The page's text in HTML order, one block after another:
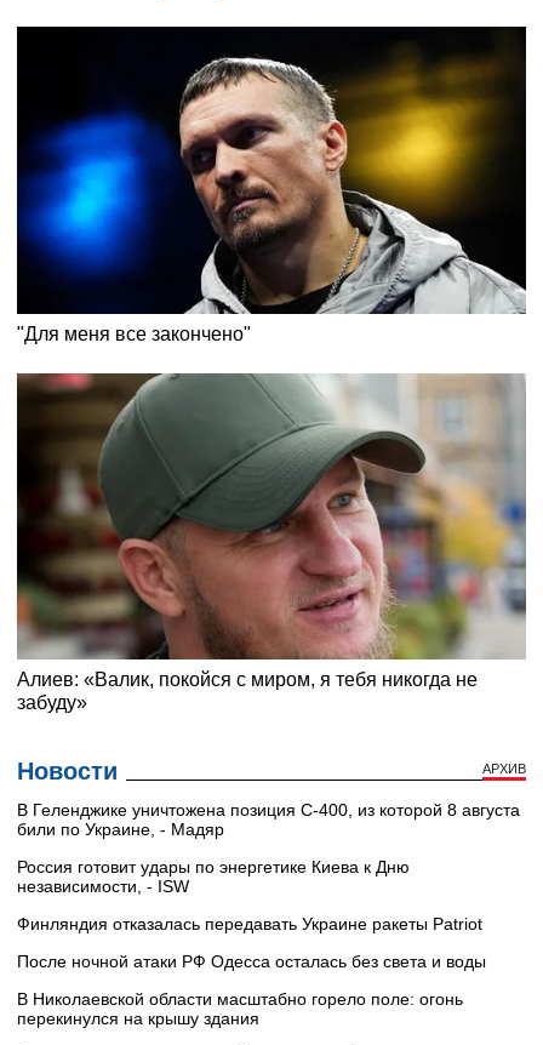
Новости АРХИВ
В Геленджике уничтожена позиция С-400, из которой 8 августа
били по Украине, - Мадяр
Россия готовит удары по энергетике Киева к Дню
независимости, - ISW
Финляндия отказалась передавать Украине ракеты Patriot
После ночной атаки РФ Одесса осталась без света и воды
В Николаевской области масштабно горело поле: огонь
перекинулся на крышу здания